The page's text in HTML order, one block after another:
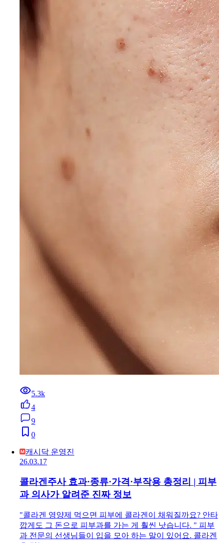
5.3k
4
9
0
캐시닥 운영진
26.03.17
콜라겐주사 효과·종류·가격·부작용 총정리 | 피부
과 의사가 알려준 진짜 정보
"콜라겐 영양제 먹으면 피부에 콜라겐이 채워질까요? 안타
깝게도 그 돈으로 피부과를 가는 게 훨씬 낫습니다. " 피부
과 전문의 선생님들이 입을 모아 하는 말이 있어요. 콜라겐